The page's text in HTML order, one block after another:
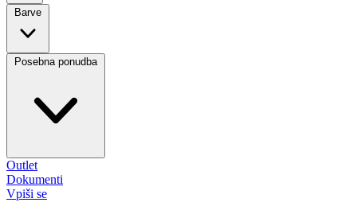
Barve
Posebna ponudba
Outlet
Dokumenti
Vpiši se